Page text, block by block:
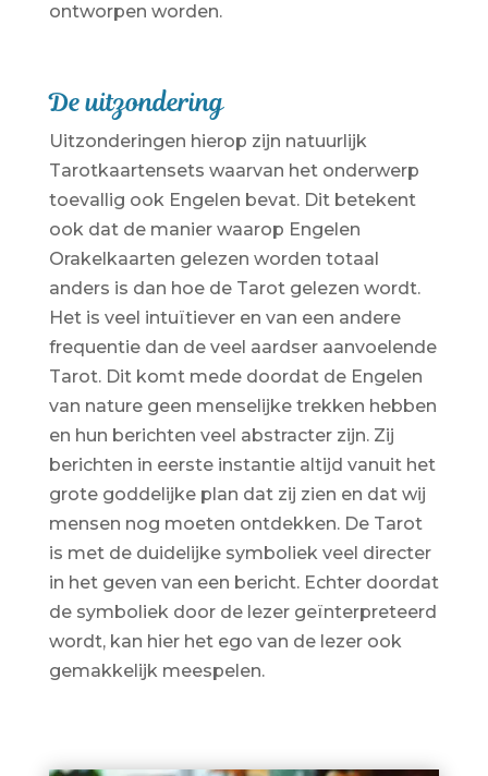
ontworpen worden.
De uitzondering
Uitzonderingen hierop zijn natuurlijk
Tarotkaartensets waarvan het onderwerp
toevallig ook Engelen bevat. Dit betekent
ook dat de manier waarop Engelen
Orakelkaarten gelezen worden totaal
anders is dan hoe de Tarot gelezen wordt.
Het is veel intuïtiever en van een andere
frequentie dan de veel aardser aanvoelende
Tarot. Dit komt mede doordat de Engelen
van nature geen menselijke trekken hebben
en hun berichten veel abstracter zijn. Zij
berichten in eerste instantie altijd vanuit het
grote goddelijke plan dat zij zien en dat wij
mensen nog moeten ontdekken. De Tarot
is met de duidelijke symboliek veel directer
in het geven van een bericht. Echter doordat
de symboliek door de lezer geïnterpreteerd
wordt, kan hier het ego van de lezer ook
gemakkelijk meespelen.